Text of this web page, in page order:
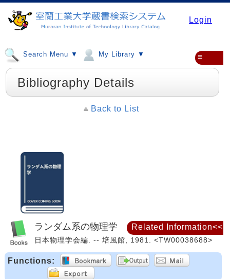
Login
Search Menu ▼ My Library ▼ ≡
Bibliography Details
Back to List
ランダム系の物理学
日本物理学会編. -- 培風館, 1981. <TW00038688>
Functions:
Related Information<<